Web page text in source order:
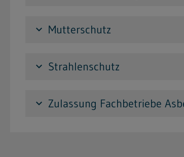
keyboard_arrow_down Mutterschutz
keyboard_arrow_down Strahlenschutz
keyboard_arrow_down Zulassung Fachbetriebe